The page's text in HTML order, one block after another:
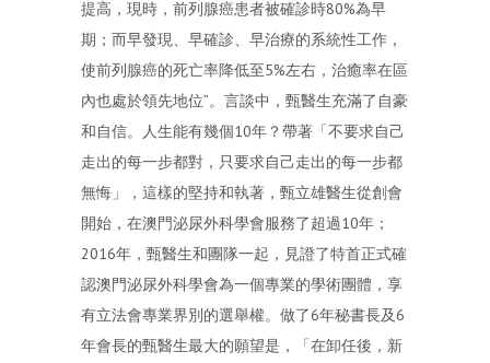
提高，現時，前列腺癌患者被確診時80%為早
期；而早發現、早確診、早治療的系統性工作，
使前列腺癌的死亡率降低至5%左右，治癒率在區
內也處於領先地位”。言談中，甄醫生充滿了自豪
和自信。人生能有幾個10年？帶著「不要求自己
走出的每一步都對，只要求自己走出的每一步都
無悔」，這樣的堅持和執著，甄立雄醫生從創會
開始，在澳門泌尿外科學會服務了超過10年；
2016年，甄醫生和團隊一起，見證了特首正式確
認澳門泌尿外科學會為一個專業的學術團體，享
有立法會專業界別的選舉權。做了6年秘書長及6
年會長的甄醫生最大的願望是，「在卸任後，新